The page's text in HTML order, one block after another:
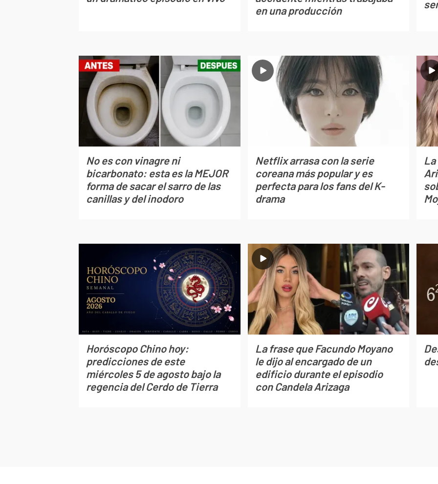
en una producción
No es con vinagre ni
bicarbonato: esta es la MEJOR
forma de sacar el sarro de las
canillas y del inodoro
Netflix arrasa con la serie
coreana más popular y es
perfecta para los fans del K-
drama
Horóscopo Chino hoy:
predicciones de este
miércoles 5 de agosto bajo la
regencia del Cerdo de Tierra
La frase que Facundo Moyano
le dijo al encargado de un
edificio durante el episodio
con Candela Arizaga